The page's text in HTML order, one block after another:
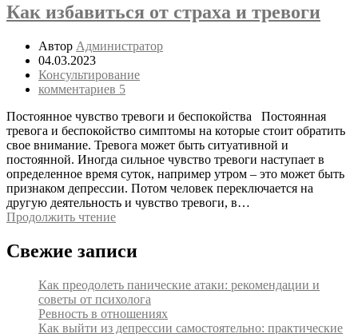
Как избавиться от страха и тревоги
Автор Администратор
04.03.2023
Консультирование
комментариев 5
Постоянное чувство тревоги и беспокойства Постоянная
тревога и беспокойство симптомы на которые стоит обратить
свое внимание. Тревога может быть ситуативной и
постоянной. Иногда сильное чувство тревоги наступает в
определенное время суток, например утром – это может быть
признаком депрессии. Потом человек переключается на
другую деятельность и чувство тревоги, в…
Продолжить чтение
Свежие записи
Как преодолеть панические атаки: рекомендации и
советы от психолога
Ревность в отношениях
Как выйти из депрессии самостоятельно: практические